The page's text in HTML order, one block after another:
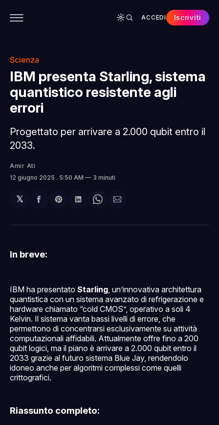
ACCEDI Iscriviti
Scienza
IBM presenta Starling, sistema
quantistico resistente agli
errori
Progettato per arrivare a 2.000 qubit entro il
2033.
Amir Ati
12 giugno 2025 . 5:50 AM 3 minuti
𝕏
Condividi
Facebook
Share
Pinterest
Condividi
LinkedIn
Share
WhatsApp
Condividi
email
In breve:
IBM ha presentato Starling, un’innovativa architettura
quantistica con un sistema avanzato di refrigerazione e
hardware chiamato “cold CMOS”, operativo a soli 4
Kelvin. Il sistema vanta bassi livelli di errore, che
permettono di concentrarsi esclusivamente su attività
computazionali affidabili. Attualmente offre fino a 200
qubit logici, ma il piano è arrivare a 2.000 qubit entro il
2033 grazie al futuro sistema Blue Jay, rendendolo
idoneo anche per algoritmi complessi come quelli
crittografici.
Riassunto completo: